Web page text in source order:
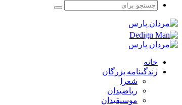
جستجو
خانه
زندگینامه بزرگان
شعرا
ریاضیدان
موسیقیدان